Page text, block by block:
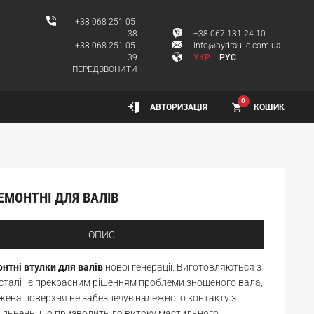
+38 068 251-05-
38
+38 068 251-05-
39
ПЕРЕДЗВОНИТИ
+38 067 131-24-10
info@hydraulic.com.ua
УКР
РУС
АВТОРИЗАЦІЯ КОШИК
0
ДЛЯ ВАЛІВ
ОПИС
втулки для валів нової генерації. Виготовляються з
і є прекрасним рішенням проблеми зношеного вала,
поверхня не забезпечує належного контакту з